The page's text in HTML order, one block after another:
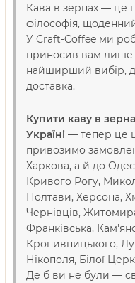
Кава в зернах — це
філософія,
У Craft-Coffee ми
приносив вам лише
найширший вибір,
доставка.
Купити каву в
Україні — тепер це
привозимо
Харкова, а й до
Кривого Рогу,
Полтави, Херсона,
Чернівців,
Франківська,
Кропивницького,
Нікополя, Білої
Де б ви не були —